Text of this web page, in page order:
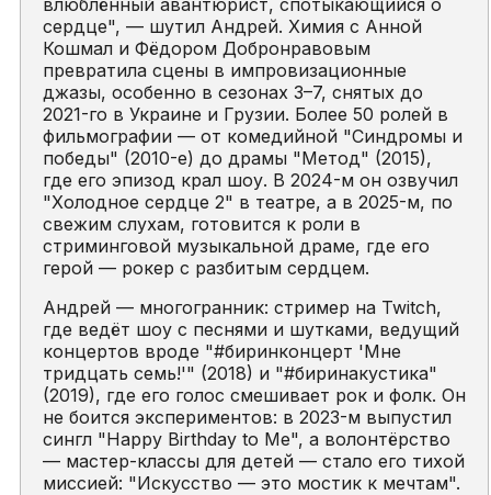
сердце", — шутил Андрей. Химия с Анной
Кошмал и Фёдором Добронравовым
превратила сцены в импровизационные
джазы, особенно в сезонах 3–7, снятых до
2021-го в Украине и Грузии. Более 50 ролей в
фильмографии — от комедийной "Синдромы и
победы" (2010-е) до драмы "Метод" (2015),
где его эпизод крал шоу. В 2024-м он озвучил
"Холодное сердце 2" в театре, а в 2025-м, по
свежим слухам, готовится к роли в
стриминговой музыкальной драме, где его
герой — рокер с разбитым сердцем.
Андрей — многогранник: стример на Twitch,
где ведёт шоу с песнями и шутками, ведущий
концертов вроде "#биринконцерт 'Мне
тридцать семь!'" (2018) и "#биринакустика"
(2019), где его голос смешивает рок и фолк. Он
не боится экспериментов: в 2023-м выпустил
сингл "Happy Birthday to Me", а волонтёрство
— мастер-классы для детей — стало его тихой
миссией: "Искусство — это мостик к мечтам".